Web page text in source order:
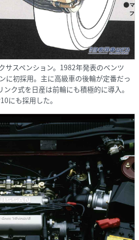
サスペンション。1982年発表のベンツ
に初採用。主に高級車の後輪が定番だっ
ク式を日産は前輪にも積極的に導入。
にも採用した。